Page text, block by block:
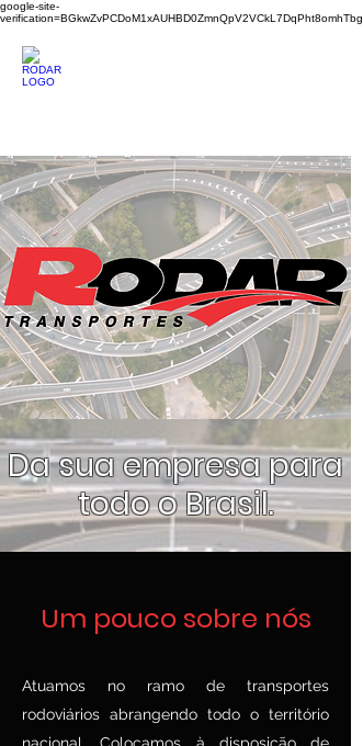
google-site-
verification=BGkwZvPCDoM1xAUHBD0ZmnQpV2VCkL7DqPht8omhTbg
Um pouco sobre nós
Atuamos no ramo de transportes
rodoviários abrangendo todo o território
Da sua empresa para
todo o Brasil.